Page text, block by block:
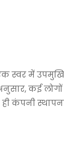
स्वर में
कई
कंपनी